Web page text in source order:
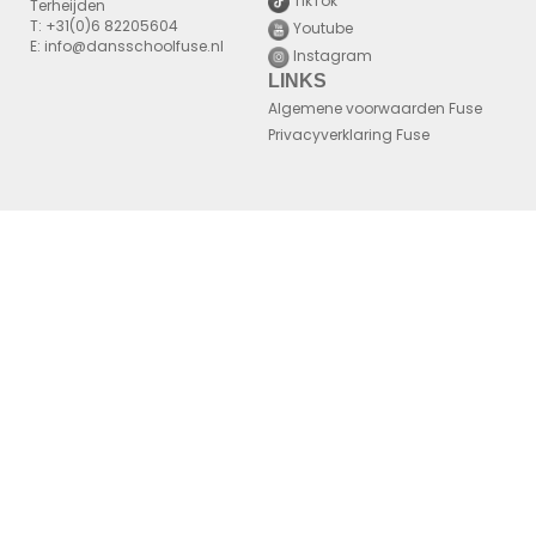
Terheijden
T: +31(0)6 82205604
E: info@dansschoolfuse.nl
Youtube
Instagram
LINKS
Algemene voorwaarden Fuse
Privacyverklaring Fuse